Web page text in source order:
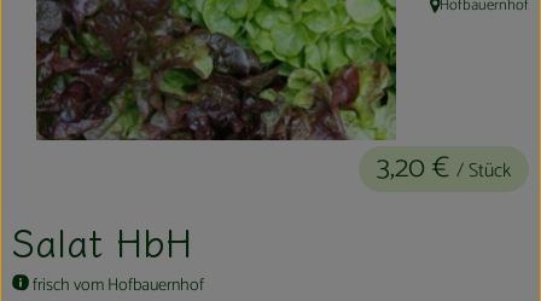
Kühltheke
Aktionen & Neues
Naturkost
Haushaltswaren
Salat HbH
frisch vom Hofbauernhof
3,20 € / Stück
, Herkunft:
Hofbauernhof